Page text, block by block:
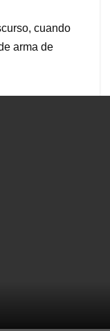
cuando
arma de